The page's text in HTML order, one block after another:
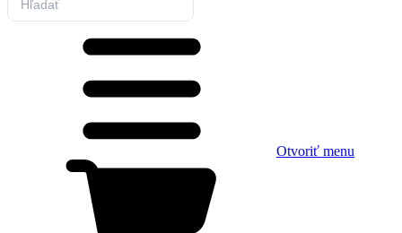
Otvoriť menu